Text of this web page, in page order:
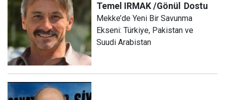
Temel IRMAK /Gönül Dostu
Mekke’de Yeni Bir Savunma
Ekseni: Türkiye, Pakistan ve
Suudi Arabistan